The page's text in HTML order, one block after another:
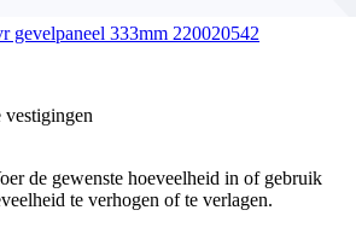
gevelpaneel 333mm 220020542
vestigingen
de gewenste hoeveelheid in of gebruik
te verhogen of te verlagen.